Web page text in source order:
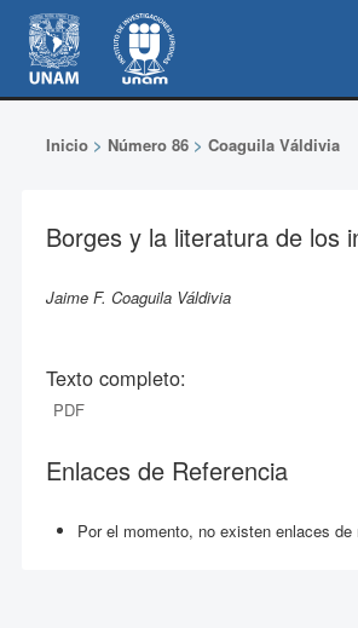
Inicio> Número 86> Coaguila Váldivia
Borges y la literatura de los
Jaime F. Coaguila Váldivia
Texto completo:
PDF
Enlaces de Referencia
Por el momento, no existen enlaces de